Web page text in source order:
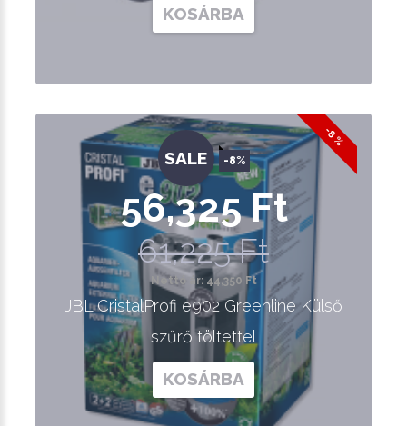
KOSÁRBA
-8 %
SALE -8%
56,325 Ft
61,225 Ft
Nettó ár: 44,350 Ft
JBL CristalProfi e902 Greenline Külső
szűrő töltettel
KOSÁRBA